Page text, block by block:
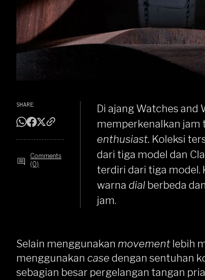
SHARE:
Comments
(0)
Di ajang Watches and
memperkenalkan jam
enthusiast. Koleksi
dari tiga model dan
terdiri dari tiga model.
warna dial berbeda
jam.
Selain menggunakan movement lebih
menggunakan case dengan sentuhan
sebagian besar pergelangan tangan